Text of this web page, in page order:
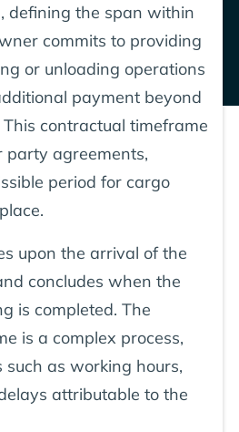
defining the span within
commits to providing
or unloading operations
payment beyond
contractual timeframe
party agreements,
period for cargo
upon the arrival of the
concludes when the
is completed. The
is a complex process,
as working hours,
attributable to the